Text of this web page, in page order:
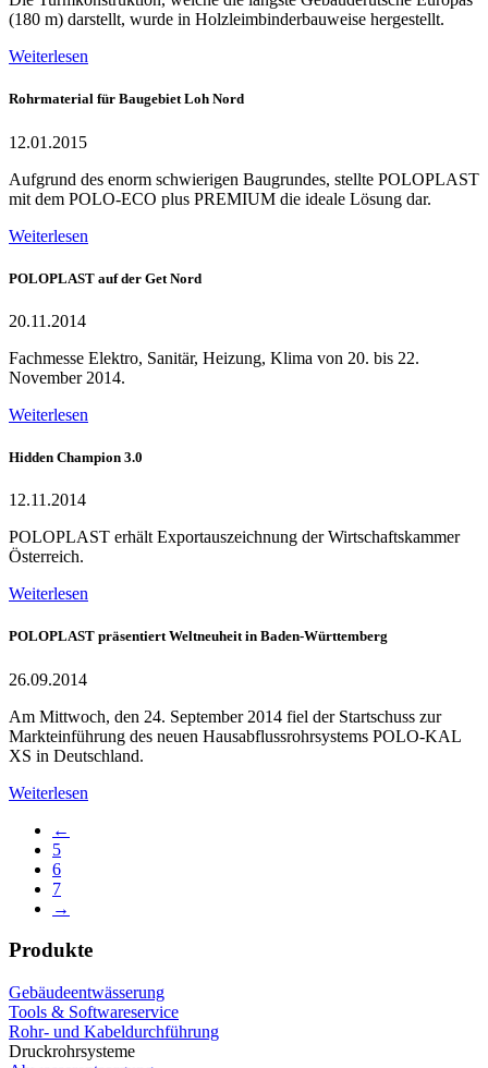
(180 m) darstellt, wurde in Holzleimbinderbauweise hergestellt.
Weiterlesen
Rohrmaterial für Baugebiet Loh Nord
12.01.2015
Aufgrund des enorm schwierigen Baugrundes, stellte POLOPLAST
mit dem POLO-ECO plus PREMIUM die ideale Lösung dar.
Weiterlesen
POLOPLAST auf der Get Nord
20.11.2014
Fachmesse Elektro, Sanitär, Heizung, Klima von 20. bis 22.
November 2014.
Weiterlesen
Hidden Champion 3.0
12.11.2014
POLOPLAST erhält Exportauszeichnung der Wirtschaftskammer
Österreich.
Weiterlesen
POLOPLAST präsentiert Weltneuheit in Baden-Württemberg
26.09.2014
Am Mittwoch, den 24. September 2014 fiel der Startschuss zur
Markteinführung des neuen Hausabflussrohrsystems POLO-KAL
XS in Deutschland.
Weiterlesen
←
5
6
7
→
Produkte
Gebäudeentwässerung
Tools & Softwareservice
Rohr- und Kabeldurchführung
Druckrohrsysteme